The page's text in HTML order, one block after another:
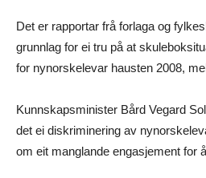
Det er rapportar frå forlaga og
grunnlag for ei tru på at
for nynorskelevar hausten 2008,
Kunnskapsminister Bård Vegard
det ei diskriminering av
om eit manglande engasjement for